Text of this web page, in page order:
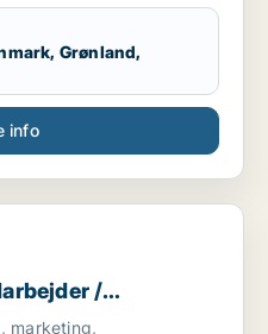
Grønland,
info
/
/
marketing,